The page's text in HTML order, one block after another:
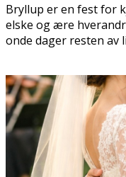
Bryllup er en fest for
elske og ære
onde dager resten av